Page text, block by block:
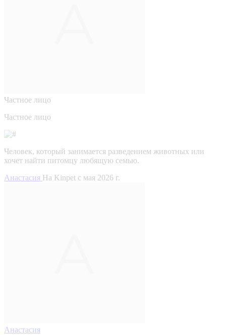
Частное лицо
Частное лицо
Человек, который занимается разведением животных или
хочет найти питомцу любящую семью.
Анастасия На Kinpet c мая 2026 г.
Анастасия